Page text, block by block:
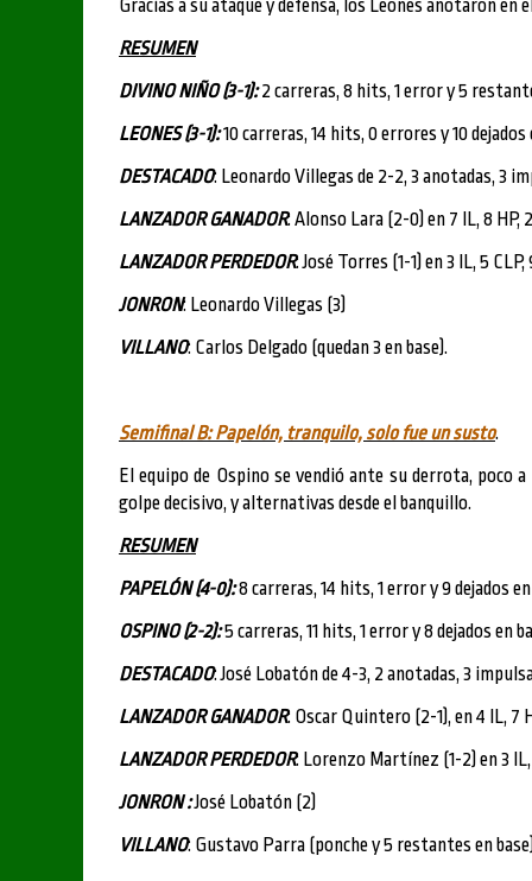
Gracias a su ataque y defensa, los Leones anotaron en
RESUMEN
DIVINO NIÑO (3-1):2 carreras, 8 hits, 1 error y 5
LEONES (3-1):10 carreras, 14 hits, 0 errores y 10 dejados
DESTACADO: Leonardo Villegas de 2-2, 3 anotadas, 3
LANZADOR GANADOR: Alonso Lara (2-0) en 7 IL, 8 HP,
LANZADOR PERDEDOR: José Torres (1-1) en 3 IL, 5 CLP,
JONRON: Leonardo Villegas (3)
VILLANO: Carlos Delgado (quedan 3 en base).
Semifinal B: Papelón, tranquilo, solo fue un susto.
El equipo de Ospino se vendió ante su derrota, poco
golpe decisivo, y alternativas desde el banquillo.
RESUMEN
PAPELÓN (4-0):8 carreras, 14 hits, 1 error y 9 dejados
OSPINO (2-2):5 carreras, 11 hits, 1 error y 8 dejados en
DESTACADO: José Lobatón de 4-3, 2 anotadas, 3
LANZADOR GANADOR: Oscar Quintero (2-1), en 4 IL, 7
LANZADOR PERDEDOR: Lorenzo Martínez (1-2) en 3 IL,
JONRON :José Lobatón (2)
VILLANO: Gustavo Parra (ponche y 5 restantes en